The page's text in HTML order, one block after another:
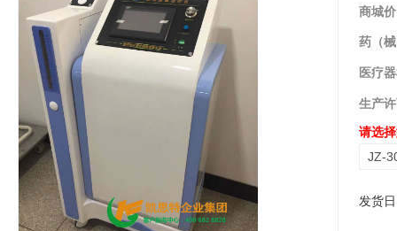
商城
药（
医疗
生产
请选
JZ-
发货